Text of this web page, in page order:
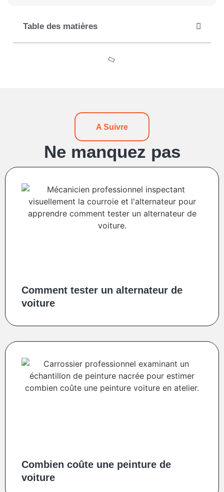
Table des matières
A Suivre
Ne manquez pas
Comment tester un alternateur de
voiture
Combien coûte une peinture de
voiture